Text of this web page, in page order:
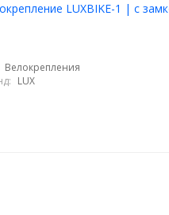
LUXBIKE-1 | с
Велокрепления
LUX